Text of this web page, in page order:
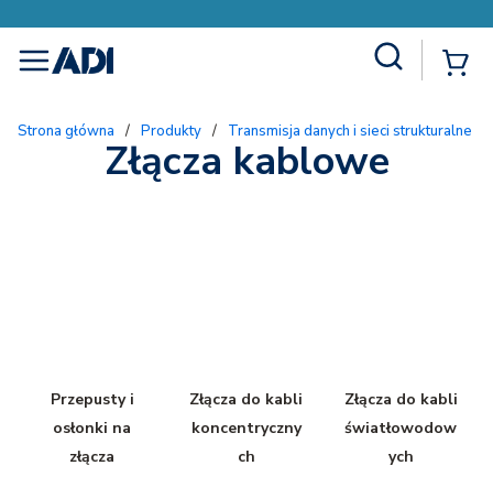
menu
Strona główna / Produkty / Transmisja danych i sieci strukturalne
Złącza kablowe
Przepusty i
osłonki na
złącza
Złącza do kabli
koncentryczny
ch
Złącza do kabli
światłowodow
ych